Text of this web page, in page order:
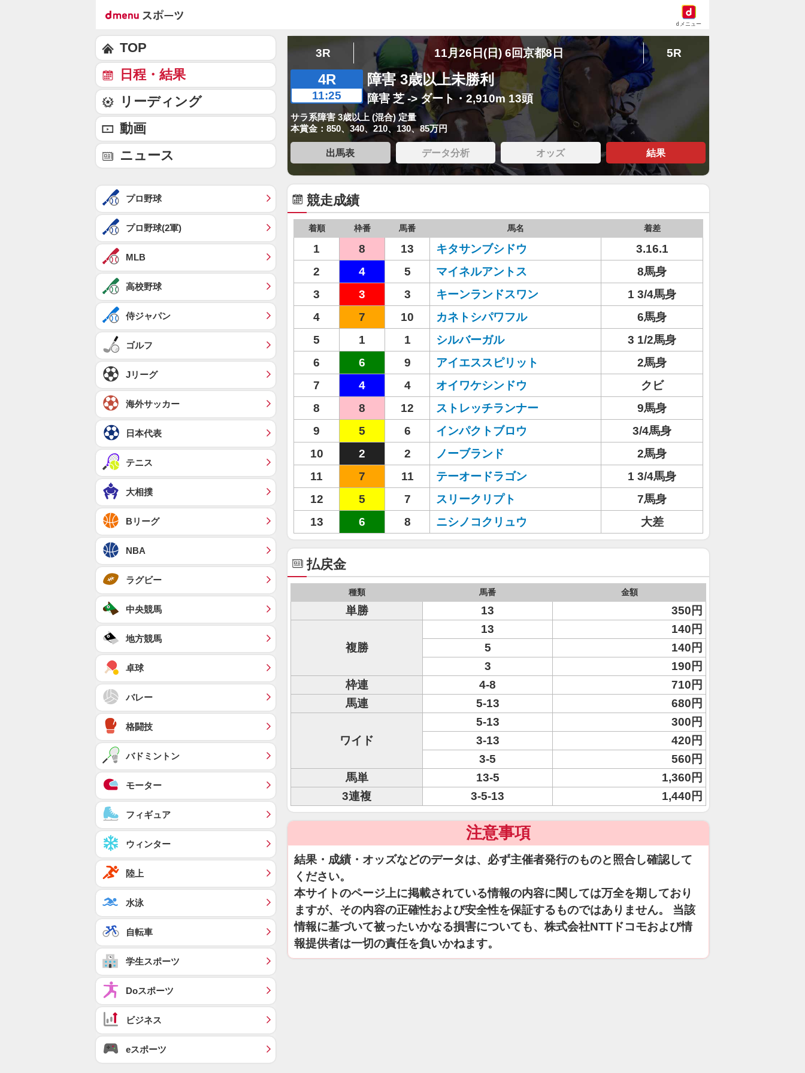
dメニュー
3R 11月26日(日) 6回京都8日 5R
4R
11:25
障害 3歳以上未勝利
障害 芝 -> ダート・2,910m 13頭
サラ系障害 3歳以上 (混合) 定量
本賞金：850、340、210、130、85万円
出馬表 データ分析 オッズ 結果
競走成績
着順 枠番 馬番 馬名 着差
1 8 13 キタサンブシドウ
3.16.1
2
4 5 マイネルアントス
8馬身
3
3 3 キーンランドスワン
1 3/4馬身
4
7 10 カネトシパワフル
6馬身
5
1 1 シルバーガル
3 1/2馬身
6
6 9 アイエススピリット
2馬身
7
4 4 オイワケシンドウ
クビ
8
8 12 ストレッチランナー
9馬身
9
5 6 インパクトブロウ
3/4馬身
10
2 2 ノーブランド
2馬身
11
7 11 テーオードラゴン
1 3/4馬身
12
5 7 スリークリプト
7馬身
13
6 8 ニシノコクリュウ 大差
払戻金
種類 馬番 金額
単勝 13 350円
複勝
13
140円
5
140円
3
190円
枠連
4-8
710円
馬連
5-13 680円
ワイド
5-13
300円
3-13
420円
3-5
560円
馬単
13-5
1,360円
3連複
3-5-13 1,440円
注意事項
結果・成績・オッズなどのデータは、必ず主催者発行のものと照合し確認して
ください。
本サイトのページ上に掲載されている情報の内容に関しては万全を期しており
ますが、その内容の正確性および安全性を保証するものではありません。 当該
情報に基づいて被ったいかなる損害についても、株式会社NTTドコモおよび情
報提供者は一切の責任を負いかねます。
TOP
日程・結果
リーディング
動画
ニュース
プロ野球
プロ野球(2軍)
MLB
高校野球
侍ジャパン
ゴルフ
Jリーグ
海外サッカー
日本代表
テニス
大相撲
Bリーグ
NBA
ラグビー
中央競馬
地方競馬
卓球
バレー
格闘技
バドミントン
モーター
フィギュア
ウィンター
陸上
水泳
自転車
学生スポーツ
Doスポーツ
ビジネス
eスポーツ